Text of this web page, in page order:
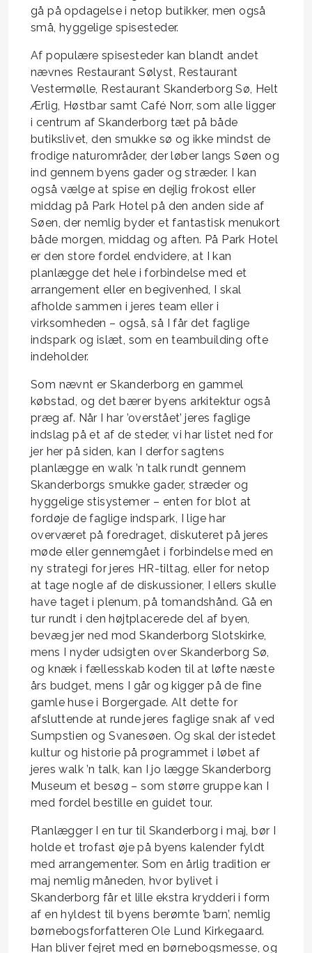
gå på opdagelse i netop butikker, men også
små, hyggelige spisesteder.
Af populære spisesteder kan blandt andet
nævnes Restaurant Sølyst, Restaurant
Vestermølle, Restaurant Skanderborg Sø, Helt
Ærlig, Høstbar samt Café Norr, som alle ligger
i centrum af Skanderborg tæt på både
butikslivet, den smukke sø og ikke mindst de
frodige naturområder, der løber langs Søen og
ind gennem byens gader og stræder. I kan
også vælge at spise en dejlig frokost eller
middag på Park Hotel på den anden side af
Søen, der nemlig byder et fantastisk menukort
både morgen, middag og aften. På Park Hotel
er den store fordel endvidere, at I kan
planlægge det hele i forbindelse med et
arrangement eller en begivenhed, I skal
afholde sammen i jeres team eller i
virksomheden – også, så I får det faglige
indspark og islæt, som en teambuilding ofte
indeholder.
Som nævnt er Skanderborg en gammel
købstad, og det bærer byens arkitektur også
præg af. Når I har ’overstået’ jeres faglige
indslag på et af de steder, vi har listet ned for
jer her på siden, kan I derfor sagtens
planlægge en walk ’n talk rundt gennem
Skanderborgs smukke gader, stræder og
hyggelige stisystemer – enten for blot at
fordøje de faglige indspark, I lige har
overværet på foredraget, diskuteret på jeres
møde eller gennemgået i forbindelse med en
ny strategi for jeres HR-tiltag, eller for netop
at tage nogle af de diskussioner, I ellers skulle
have taget i plenum, på tomandshånd. Gå en
tur rundt i den højtplacerede del af byen,
bevæg jer ned mod Skanderborg Slotskirke,
mens I nyder udsigten over Skanderborg Sø,
og knæk i fællesskab koden til at løfte næste
års budget, mens I går og kigger på de fine
gamle huse i Borgergade. Alt dette for
afsluttende at runde jeres faglige snak af ved
Sumpstien og Svanesøen. Og skal der istedet
kultur og historie på programmet i løbet af
jeres walk ’n talk, kan I jo lægge Skanderborg
Museum et besøg – som større gruppe kan I
med fordel bestille en guidet tour.
Planlægger I en tur til Skanderborg i maj, bør I
holde et trofast øje på byens kalender fyldt
med arrangementer. Som en årlig tradition er
maj nemlig måneden, hvor bylivet i
Skanderborg får et lille ekstra krydderi i form
af en hyldest til byens berømte ’barn’, nemlig
børnebogsforfatteren Ole Lund Kirkegaard.
Han bliver fejret med en børnebogsmesse, og